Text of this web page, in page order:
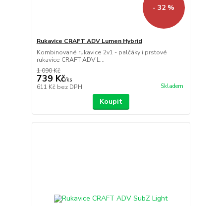
- 32 %
Rukavice CRAFT ADV Lumen Hybrid
Kombinované rukavice 2v1 - palčáky i prstové
rukavice CRAFT ADV L...
1 090 Kč
739 Kč/ks
611 Kč bez DPH Skladem
Koupit